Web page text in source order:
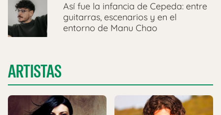
Así fue la infancia de Cepeda: entre
guitarras, escenarios y en el
entorno de Manu Chao
ARTISTAS